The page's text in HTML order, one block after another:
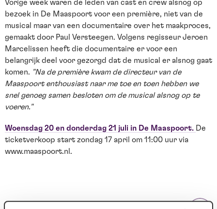
Vorige week waren de leden van cast en crew alsnog op
bezoek in De Maaspoort voor een première, niet van de
musical maar van een documentaire over het maakproces,
gemaakt door Paul Versteegen. Volgens regisseur Jeroen
Marcelissen heeft die documentaire er voor een
belangrijk deel voor gezorgd dat de musical er alsnog gaat
komen. "Na de première kwam de directeur van de
Maaspoort enthousiast naar me toe en toen hebben we
snel genoeg samen besloten om de musical alsnog op te
voeren."
Woensdag 20 en donderdag 21 juli in De Maaspoort. De
ticketverkoop start zondag 17 april om 11:00 uur via
www.maaspoort.nl.